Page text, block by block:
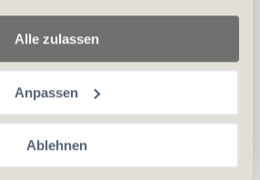
Alle zulassen
Anpassen
Ablehnen
CHF 3'785.00
in den Warenkorb